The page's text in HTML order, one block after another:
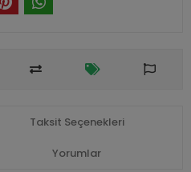
Taksit Seçenekleri
Yorumlar